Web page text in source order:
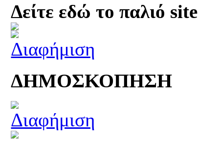
Δείτε εδώ το παλιό site
ΔΗΜΟΣΚΟΠΗΣΗ